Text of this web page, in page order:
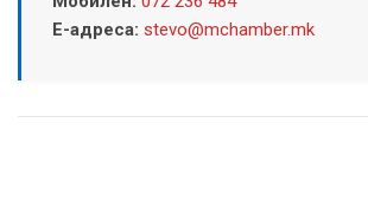
Е-адреса: stevo@mchamber.mk